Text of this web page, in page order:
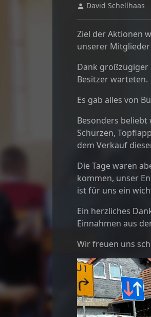
David Schellhaas
Ziel der Aktionen
unserer
Dank
Besitzer warteten.
Es gab alles von
Besonders beliebt
Schürzen,
dem Verkauf
Die Tage waren
kommen, unser
ist für uns ein
Ein herzliches
Einnahmen aus
Wir freuen uns